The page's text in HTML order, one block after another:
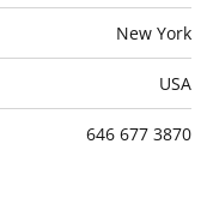
New York
USA
646 677 3870